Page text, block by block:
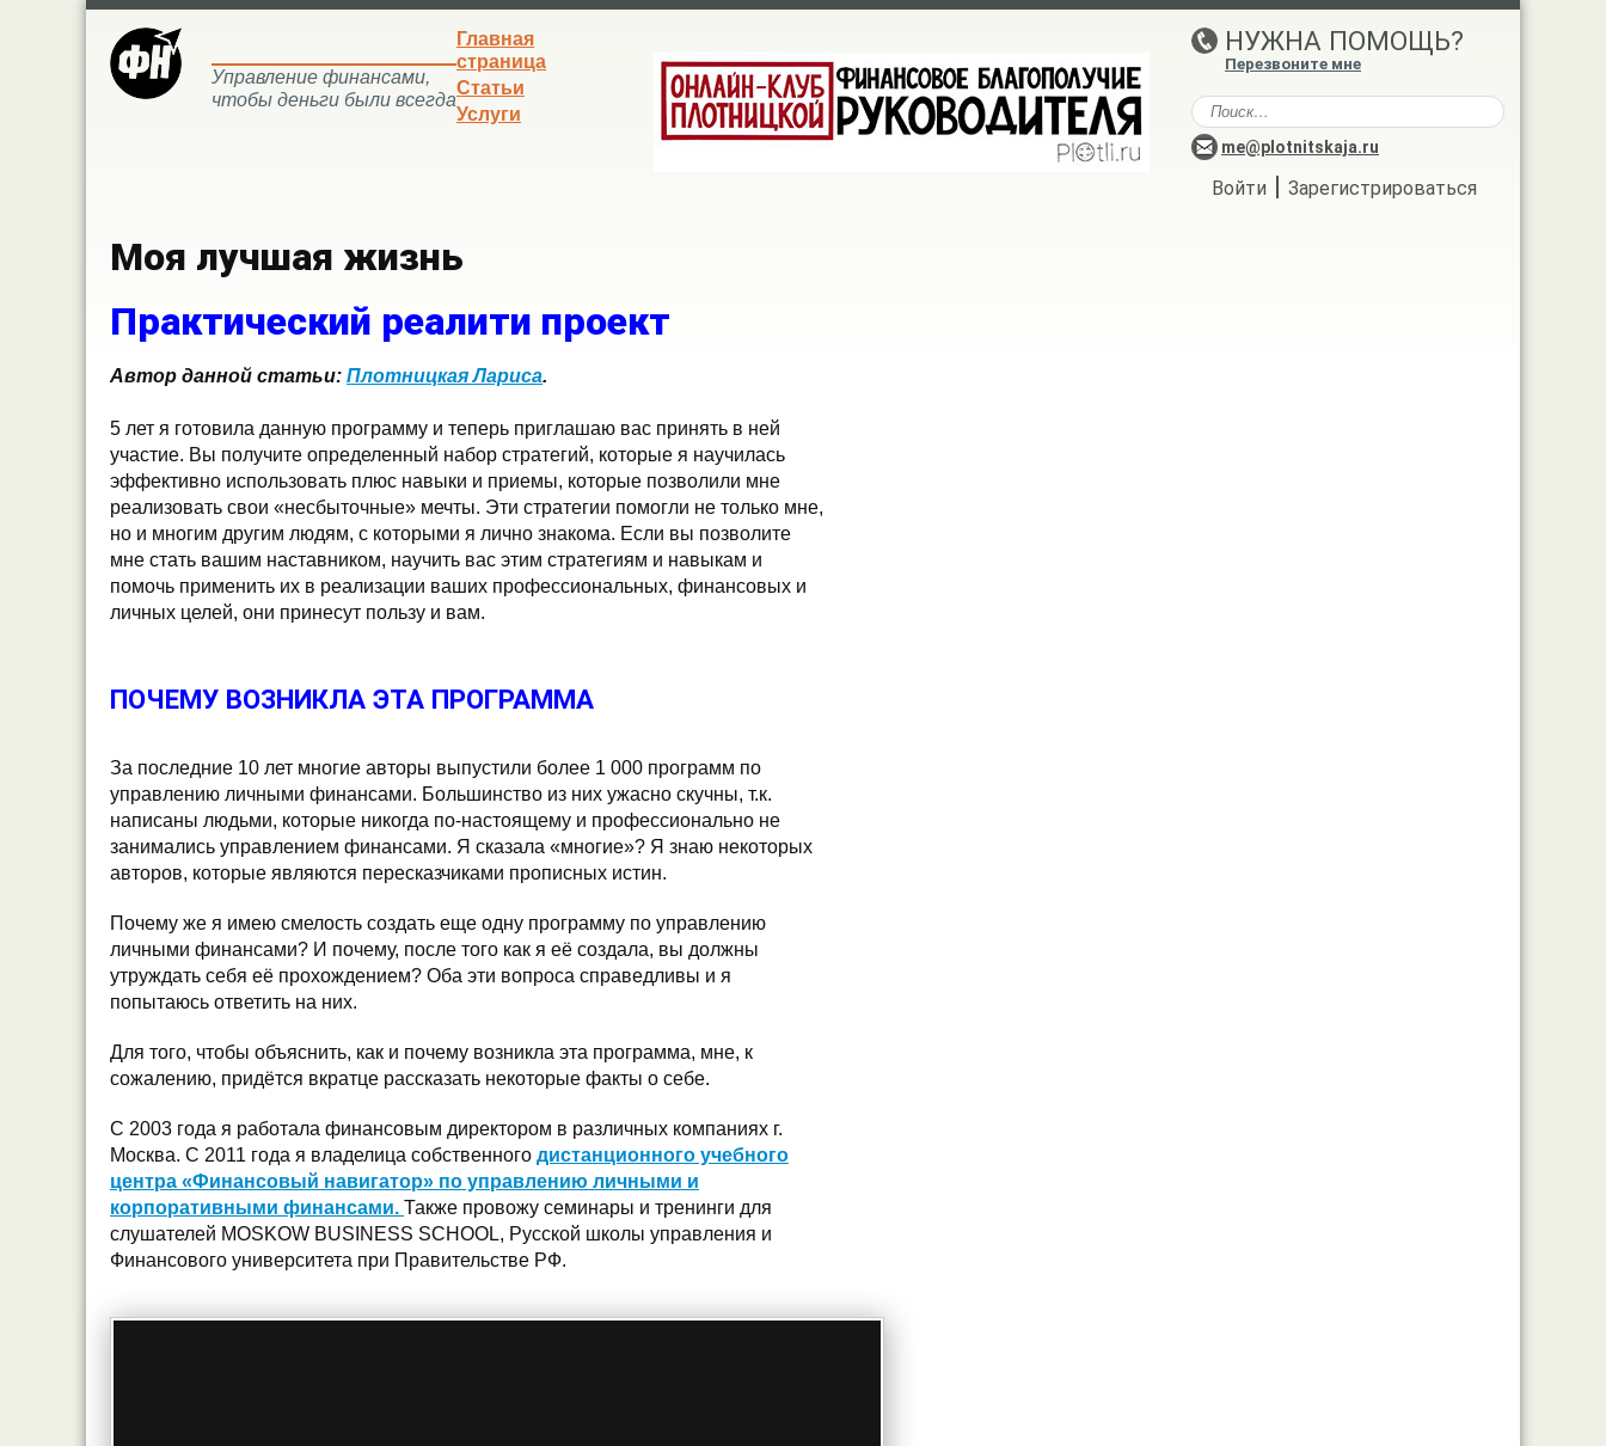
Управление финансами,
чтобы деньги были всегда
Главная
страница
Статьи
Услуги
НУЖНА ПОМОЩЬ?
Перезвоните мне
me@plotnitskaja.ru
Войти | Зарегистрироваться
Моя лучшая жизнь
Практический реалити проект
Автор данной статьи: Плотницкая Лариса.
5 лет я готовила данную программу и теперь приглашаю вас принять в ней
участие. Вы получите определенный набор стратегий, которые я научилась
эффективно использовать плюс навыки и приемы, которые позволили мне
реализовать свои «несбыточные» мечты. Эти стратегии помогли не только мне,
но и многим другим людям, с которыми я лично знакома. Если вы позволите
мне стать вашим наставником, научить вас этим стратегиям и навыкам и
помочь применить их в реализации ваших профессиональных, финансовых и
личных целей, они принесут пользу и вам.
ПОЧЕМУ ВОЗНИКЛА ЭТА ПРОГРАММА
За последние 10 лет многие авторы выпустили более 1 000 программ по
управлению личными финансами. Большинство из них ужасно скучны, т.к.
написаны людьми, которые никогда по-настоящему и профессионально не
занимались управлением финансами. Я сказала «многие»? Я знаю некоторых
авторов, которые являются пересказчиками прописных истин.
Почему же я имею смелость создать еще одну программу по управлению
личными финансами? И почему, после того как я её создала, вы должны
утруждать себя её прохождением? Оба эти вопроса справедливы и я
попытаюсь ответить на них.
Для того, чтобы объяснить, как и почему возникла эта программа, мне, к
сожалению, придётся вкратце рассказать некоторые факты о себе.
С 2003 года я работала финансовым директором в различных компаниях г.
Москва. С 2011 года я владелица собственного дистанционного учебного
центра «Финансовый навигатор» по управлению личными и
корпоративными финансами. Также провожу семинары и тренинги для
слушателей MOSKOW BUSINESS SCHOOL, Русской школы управления и
Финансового университета при Правительстве РФ.